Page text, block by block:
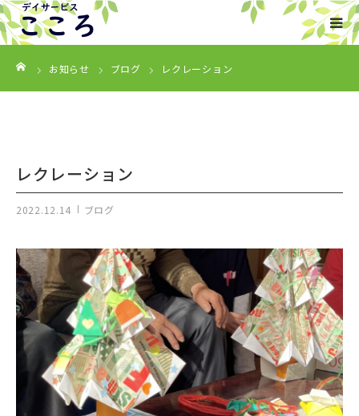
お知らせ ブログ レクレーション
レクレーション
2022.12.14 ブログ
HOME
会社概要
お知らせ
お問い合わせ